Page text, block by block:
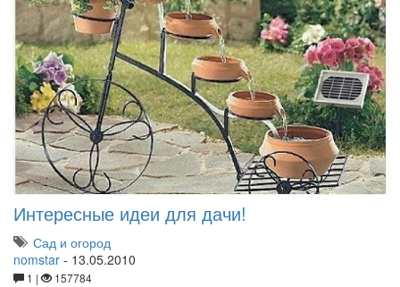
Интересные идеи для дачи!
Сад и огород
nomstar - 13.05.2010
1 | 157784